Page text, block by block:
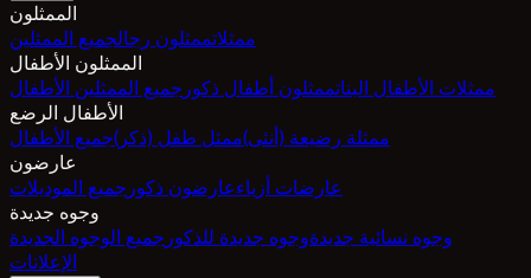
الممثلون
ممثلاتممثلون رجالجميع الممثلين
الممثلون الأطفال
ممثلات الأطفال البناتممثلون أطفال ذكور جميع الممثلين الأطفال
الأطفال الرضع
ممثلة رضيعة (أنثى)ممثل طفل (ذكر)جميع الأطفال
عارضون
عارضات أزياءعارضون ذكور جميع الموديلات
وجوه جديدة
وجوه نسائية جديدةوجوه جديدة للذكور جميع الوجوه الجديدة
الإعلانات